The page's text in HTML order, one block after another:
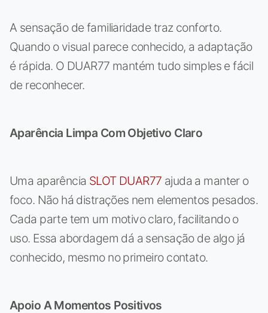
A sensação de familiaridade traz conforto.
Quando o visual parece conhecido, a adaptação
é rápida. O DUAR77 mantém tudo simples e fácil
de reconhecer.
Aparência Limpa Com Objetivo Claro
Uma aparência SLOT DUAR77 ajuda a manter o
foco. Não há distrações nem elementos pesados.
Cada parte tem um motivo claro, facilitando o
uso. Essa abordagem dá a sensação de algo já
conhecido, mesmo no primeiro contato.
Apoio A Momentos Positivos